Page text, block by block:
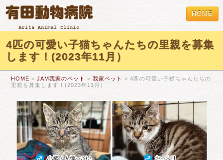
HOME
4匹の可愛い子猫ちゃんたちの里親を募集
します！(2023年11月）
HOME >JAM我家のペット >我家ペット > 4匹の可愛い子猫ちゃんたちの
里親を募集します！(2023年11月）